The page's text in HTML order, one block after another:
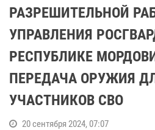
РАЗРЕШИТЕЛЬНОЙ
УПРАВЛЕНИЯ
РЕСПУБЛИКЕ
ПЕРЕДАЧА ОРУЖИЯ
УЧАСТНИКОВ СВО
20 сентября 2024, 07:07